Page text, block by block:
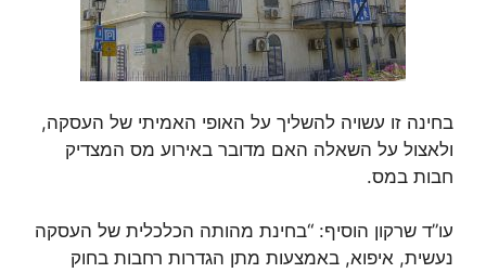
בחינה זו עשויה להשליך על האופי האמיתי של העסקה,
ולאצול על השאלה האם מדובר באירוע מס המצדיק
חבות במס.
עו”ד שרקון הוסיף: “בחינת מהותה הכלכלית של העסקה
נעשית, איפוא, באמצעות מתן הגדרות רחבות בחוק